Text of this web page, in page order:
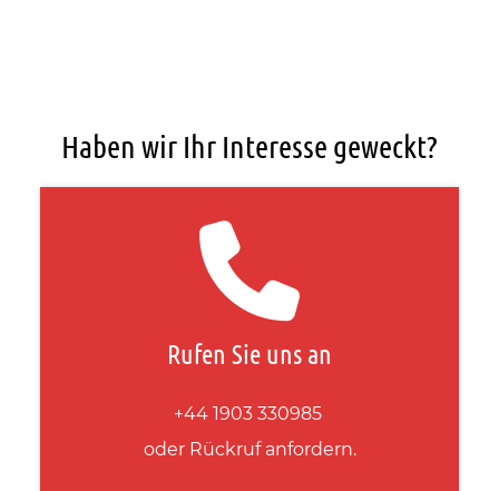
Haben wir Ihr Interesse geweckt?
Rufen Sie uns an
+44 1903 330985
oder Rückruf anfordern.